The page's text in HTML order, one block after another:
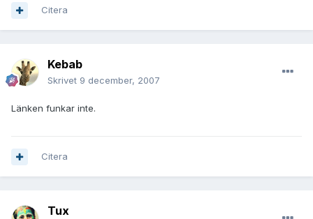
Citera
Kebab
Skrivet 9 december, 2007
Länken funkar inte.
Citera
Tux